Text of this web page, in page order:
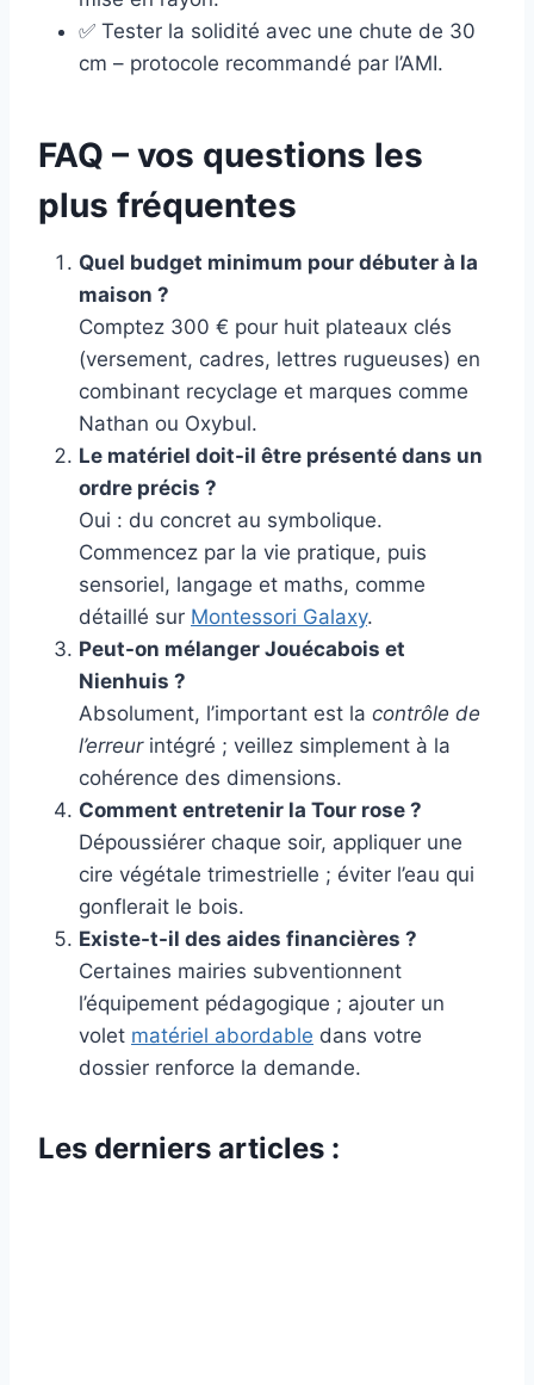
✅ Tester la solidité avec une chute de 30
cm – protocole recommandé par l’AMI.
FAQ – vos questions les
plus fréquentes
Quel budget minimum pour débuter à la
maison ?
Comptez 300 € pour huit plateaux clés
(versement, cadres, lettres rugueuses) en
combinant recyclage et marques comme
Nathan ou Oxybul.
Le matériel doit-il être présenté dans un
ordre précis ?
Oui : du concret au symbolique.
Commencez par la vie pratique, puis
sensoriel, langage et maths, comme
détaillé sur Montessori Galaxy.
Peut-on mélanger Jouécabois et
Nienhuis ?
Absolument, l’important est la contrôle de
l’erreurintégré ; veillez simplement à la
cohérence des dimensions.
Comment entretenir la Tour rose ?
Dépoussiérer chaque soir, appliquer une
cire végétale trimestrielle ; éviter l’eau qui
gonflerait le bois.
Existe-t-il des aides financières ?
Certaines mairies subventionnent
l’équipement pédagogique ; ajouter un
volet matériel abordable dans votre
dossier renforce la demande.
Les derniers articles :